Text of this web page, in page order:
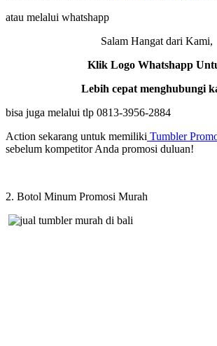
atau melalui whatshapp
Salam Hangat dari Kami,
Klik Logo Whatshapp
Lebih cepat menghubungi
bisa juga melalui tlp 0813-3956-2884
Action sekarang untuk memiliki Tumbler
sebelum kompetitor Anda promosi duluan!
2. Botol Minum Promosi Murah